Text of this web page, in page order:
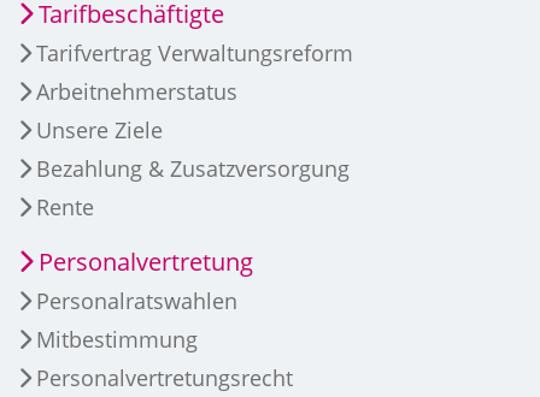
Tarifbeschäftigte
Tarifvertrag Verwaltungsreform
Arbeitnehmerstatus
Unsere Ziele
Bezahlung & Zusatzversorgung
Rente
Personalvertretung
Personalratswahlen
Mitbestimmung
Personalvertretungsrecht